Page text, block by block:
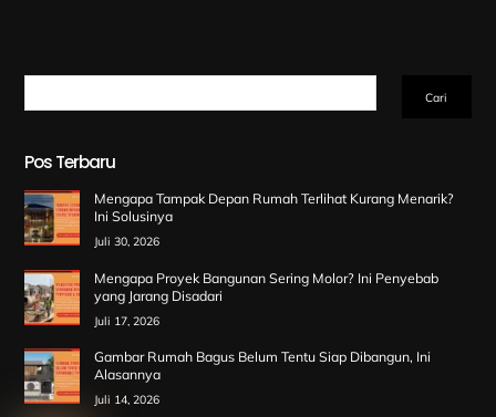
Cari
Pos Terbaru
Mengapa Tampak Depan Rumah Terlihat Kurang Menarik?
Ini Solusinya
Juli 30, 2026
Mengapa Proyek Bangunan Sering Molor? Ini Penyebab
yang Jarang Disadari
Juli 17, 2026
Gambar Rumah Bagus Belum Tentu Siap Dibangun, Ini
Alasannya
Juli 14, 2026